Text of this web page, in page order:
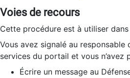
Voies de recours
Cette procédure est à utiliser
Vous avez signalé au responsable
services du portail et vous n’avez
Écrire un message au